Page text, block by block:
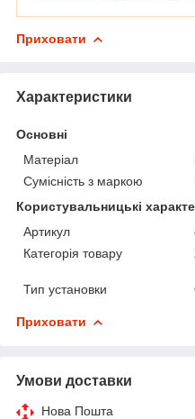
Приховати
Характеристики
Основні
Матеріал
Сумісність з маркою
Користувальницькі
Артикул
Категорія товару
Тип установки
Приховати
Умови доставки
Нова Пошта